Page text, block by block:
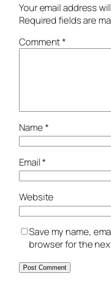
Your email address
Required fields are
Comment*
Name*
Email*
Website
Save my name,
browser for the